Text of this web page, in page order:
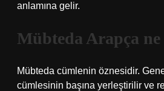
anlamına gelir.
Mübteda Arapça ne
Mübteda cümlenin öznesidir.
cümlesinin başına yerleştirilir ve